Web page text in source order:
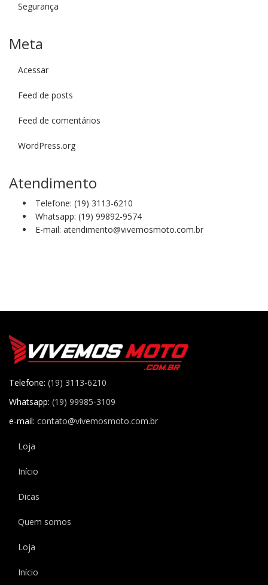
Segurança
Meta
Acessar
Feed de posts
Feed de comentários
WordPress.org
Atendimento
Telefone: (19) 3113-6210
Whatsapp: (19) 99892-9574
E-mail: atendimento@vivemosmoto.com.br
Telefone: (19) 3113-6210
Whatsapp: (19) 99985-3109
e-mail: contato@vivemosmoto.com.br
Loja
Início
Dicas
Quem somos
Loja
Início